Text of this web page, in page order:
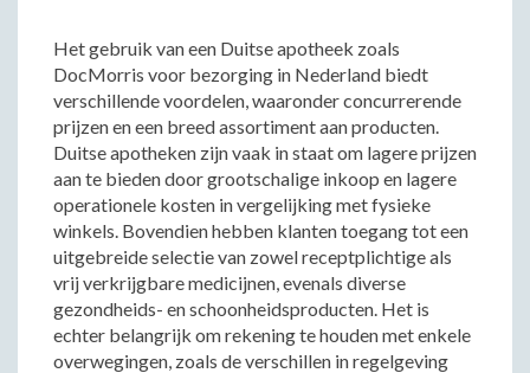
Het gebruik van een Duitse apotheek zoals
DocMorris voor bezorging in Nederland biedt
verschillende voordelen, waaronder concurrerende
prijzen en een breed assortiment aan producten.
Duitse apotheken zijn vaak in staat om lagere prijzen
aan te bieden door grootschalige inkoop en lagere
operationele kosten in vergelijking met fysieke
winkels. Bovendien hebben klanten toegang tot een
uitgebreide selectie van zowel receptplichtige als
vrij verkrijgbare medicijnen, evenals diverse
gezondheids- en schoonheidsproducten. Het is
echter belangrijk om rekening te houden met enkele
overwegingen, zoals de verschillen in regelgeving